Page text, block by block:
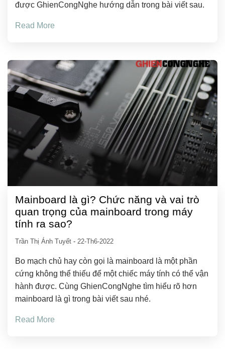
được GhienCongNghe hướng dẫn trong bài viết sau.
Read More
Mainboard là gì? Chức năng và vai trò
quan trọng của mainboard trong máy
tính ra sao?
Trần Thị Ánh Tuyết - 22-Th6-2022
Bo mạch chủ hay còn gọi là mainboard là một phần
cứng không thể thiếu để một chiếc máy tính có thể vận
hành được. Cùng GhienCongNghe tìm hiểu rõ hơn
mainboard là gì trong bài viết sau nhé.
Read More